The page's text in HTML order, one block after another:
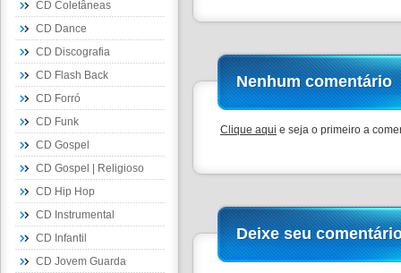
CD Coletâneas
CD Dance
CD Discografia
CD Flash Back
CD Forró
CD Funk
CD Gospel
CD Gospel | Religioso
CD Hip Hop
CD Instrumental
CD Infantil
CD Jovem Guarda
Nenhum comentário
Clique aqui e seja o primeiro a
Deixe seu